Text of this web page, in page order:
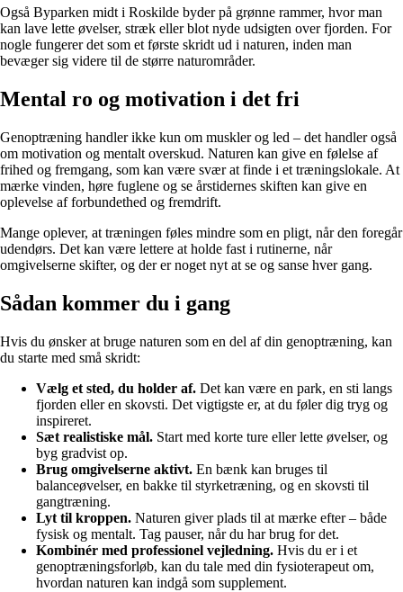
Også Byparken midt i Roskilde byder på grønne rammer, hvor man
kan lave lette øvelser, stræk eller blot nyde udsigten over fjorden. For
nogle fungerer det som et første skridt ud i naturen, inden man
bevæger sig videre til de større naturområder.
Mental ro og motivation i det fri
Genoptræning handler ikke kun om muskler og led – det handler også
om motivation og mentalt overskud. Naturen kan give en følelse af
frihed og fremgang, som kan være svær at finde i et træningslokale. At
mærke vinden, høre fuglene og se årstidernes skiften kan give en
oplevelse af forbundethed og fremdrift.
Mange oplever, at træningen føles mindre som en pligt, når den foregår
udendørs. Det kan være lettere at holde fast i rutinerne, når
omgivelserne skifter, og der er noget nyt at se og sanse hver gang.
Sådan kommer du i gang
Hvis du ønsker at bruge naturen som en del af din genoptræning, kan
du starte med små skridt:
Vælg et sted, du holder af. Det kan være en park, en sti langs
fjorden eller en skovsti. Det vigtigste er, at du føler dig tryg og
inspireret.
Sæt realistiske mål. Start med korte ture eller lette øvelser, og
byg gradvist op.
Brug omgivelserne aktivt. En bænk kan bruges til
balanceøvelser, en bakke til styrketræning, og en skovsti til
gangtræning.
Lyt til kroppen. Naturen giver plads til at mærke efter – både
fysisk og mentalt. Tag pauser, når du har brug for det.
Kombinér med professionel vejledning. Hvis du er i et
genoptræningsforløb, kan du tale med din fysioterapeut om,
hvordan naturen kan indgå som supplement.